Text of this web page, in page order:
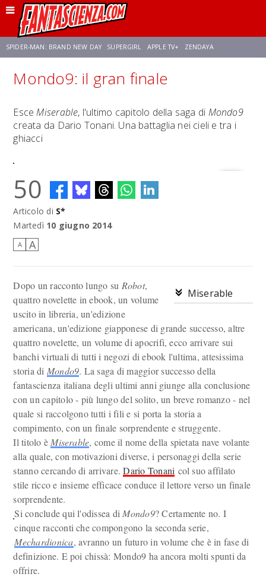
SPIDER-MAN: BRAND NEW DAY SUPERGIRL APPLE TV+ ZENDAYA
FRANCO RICCIARDIELLO AVENGERS: DOOMSDAY
SADIE SINK STAR TREK: STRANGE NEW WORLDS
Mondo9: il gran finale
EsceMiserable, l'ultimo capitolo della saga di Mondo9
creata da Dario Tonani. Una battaglia nei cieli e tra i
ghiacci
50
Articolo di S*
Martedì 10 giugno 2014
A A
Miserable
Dopo un racconto lungo su Robot,
quattro novelette in ebook, un volume
uscito in libreria, un'edizione
americana, un'edizione giapponese di grande successo, altre
quattro novelette, un volume di apocrifi, ecco arrivare sui
banchi virtuali di tutti i negozi di ebook l'ultima, attesissima
storia di Mondo9. La saga di maggior successo della
fantascienza italiana degli ultimi anni giunge alla conclusione
con un capitolo - più lungo del solito, un breve romanzo - nel
quale si raccolgono tutti i fili e si porta la storia a
compimento, con un finale sorprendente e struggente.
Il titolo è Miserable, come il nome della spietata nave volante
alla quale, con motivazioni diverse, i personaggi della serie
stanno cercando di arrivare.Dario Tonani col suo affilato
stile ricco e insieme efficace conduce il lettore verso un finale
sorprendente.
Si conclude qui l'odissea di Mondo9? Certamente no. I
cinque racconti che compongono la seconda serie,
Mechardionica, avranno un futuro in volume che è in fase di
definizione. E poi chissà: Mondo9 ha ancora molti spunti da
offrire.